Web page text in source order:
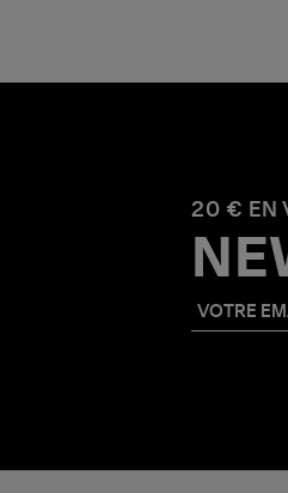
20 € EN